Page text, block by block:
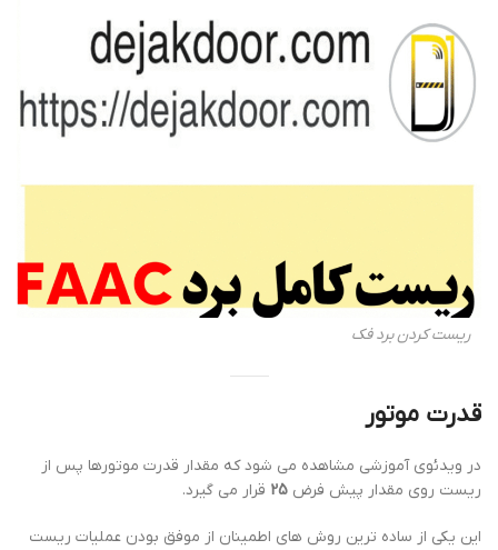
ریست کردن برد فک
قدرت موتور
در ویدئوی آموزشی مشاهده می شود که مقدار قدرت موتورها پس از
ریست روی مقدار پیش فرض 25 قرار می گیرد.
این یکی از ساده ترین روش های اطمینان از موفق بودن عملیات ریست